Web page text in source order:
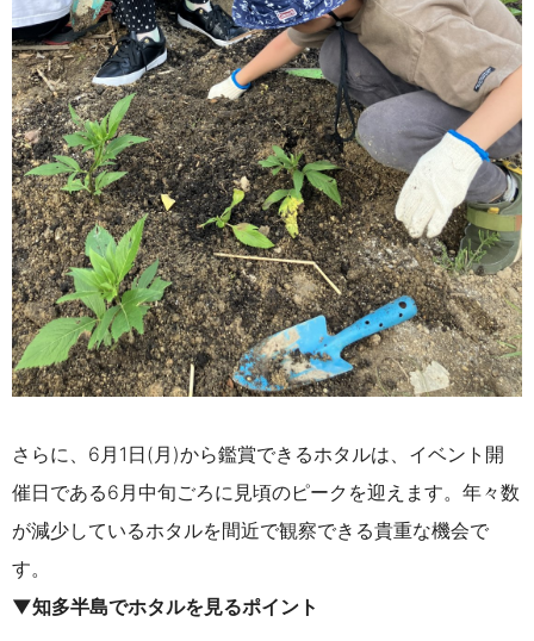
さらに、6月1日(月)から鑑賞できるホタルは、イベント開
催日である6月中旬ごろに見頃のピークを迎えます。年々数
が減少しているホタルを間近で観察できる貴重な機会で
す。
▼知多半島でホタルを見るポイント